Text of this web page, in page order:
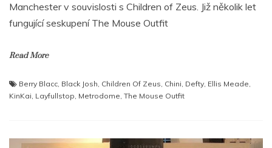
Manchester v souvislosti s Children of Zeus. Již několik let
fungující seskupení The Mouse Outfit
Read More
Berry Blacc, Black Josh, Children Of Zeus, Chini, Defty, Ellis Meade,
KinKai, Layfullstop, Metrodome, The Mouse Outfit